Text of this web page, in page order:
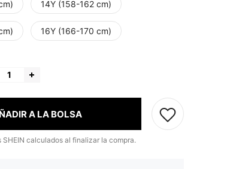
14Y (158-162 cm)
16Y (166-170 cm)
A LA BOLSA
SHEIN calculados al finalizar la compra.